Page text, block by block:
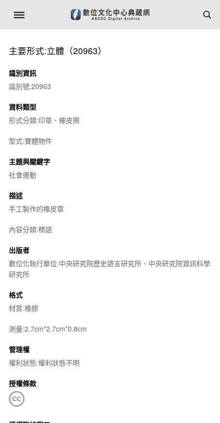
主要形式:立體（20963）
識別資訊
識別號:20963
資料類型
形式分類:印章、橡皮擦
型式:實體物件
主題與關鍵字
社會運動
描述
手工製作的橡皮章
內容分類:標語
出版者
數位化執行單位:中央研究院歷史語言研究所、中央研究院資訊科學
研究所
格式
材質:橡膠
測量:2.7cm*2.7cm*0.8cm
管理權
權利狀態:權利狀態不明
授權條款